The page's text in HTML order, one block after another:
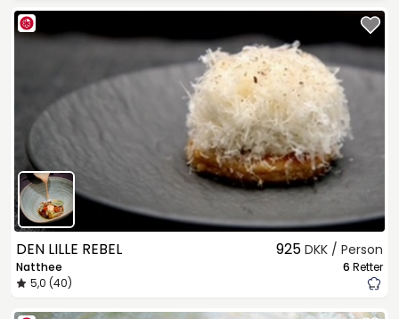
DEN LILLE REBEL
Natthee
5,0 (40)
925 DKK / Person
6 Retter